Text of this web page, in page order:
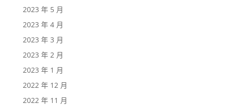
2023 年 5 月
2023 年 4 月
2023 年 3 月
2023 年 2 月
2023 年 1 月
2022 年 12 月
2022 年 11 月